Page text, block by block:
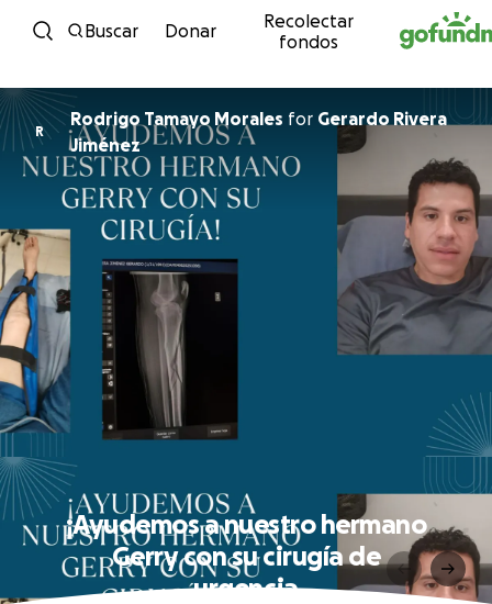
Ir directamente al contenido
Buscar Donar
Recolectar
fondos
R
Rodrigo Tamayo Morales for Gerardo Rivera
Jiménez
¡Ayudemos a nuestro hermano
Gerry con su cirugía de
urgencia